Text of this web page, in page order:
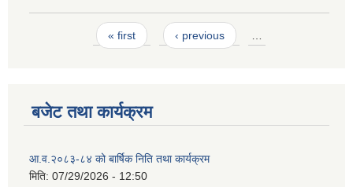
« first ‹ previous
बजेट तथा कार्यक्रम
आ.व.२०८३-८४ को बार्षिक निति तथा कार्यक्रम
मिति: 07/29/2026 - 12:50